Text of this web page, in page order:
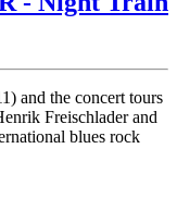
and the concert tours
Freischlader and
blues rock